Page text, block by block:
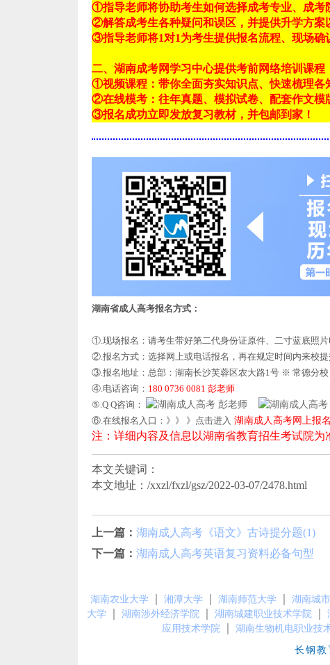
①指导老师将协助考生如何选择成考专业、成考
②解答成考生各种疑问和误区，并提供升学方案
③指导老师将1对1为考生提供报名流程、现场确
二、湖南成考网学习中心提供考前网络培训课程
①视频课程：带你全面夯实知识点、快速梳理各
②在线模考：往年真题、模拟试卷、配套作文模
③报名成功立即发放复习教材，并包邮到家！
湖南省成人高考报名方式：
①.现场报名：请考生带好第二代身份证原件、二寸蓝底照片
②.报名方式：选择网上或电话报名，再在规定时间内来校提
③.报名地址：总部：湖南长沙芙蓉区农大路1号 ※ 常德分校
④.电话咨询： 180 0736 0081 彭老师
⑤.Q Q咨询：
彭老师
⑥.在线报名入口：》》 》点击进入 湖南成人高考网上报
注：详细内容及信息以湖南省教育招生考试院为
本文关键词：
本文地址：/xxzl/fxzl/gsz/2022-03-07/2478.html
上一篇： 湖南成人高考《语文》古诗提分题(1)
下一篇： 湖南成人高考英语复习资料必备句型
湖南农业大学 湘潭大学 湖南师范大学 湖南城
大学
湖南涉外经济学院 湖南城建职业技术学院
应用技术学院
湖南生物机电职业技
长钢教